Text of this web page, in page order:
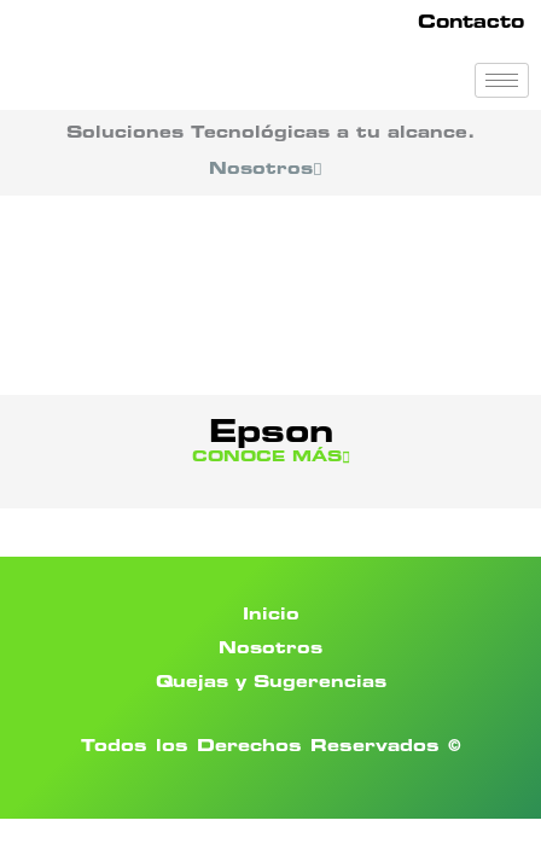
Contacto
Soluciones Tecnológicas a tu alcance.
Nosotros
Epson
CONOCE MÁS
Inicio
Nosotros
Quejas y Sugerencias
Todos los Derechos Reservados ©